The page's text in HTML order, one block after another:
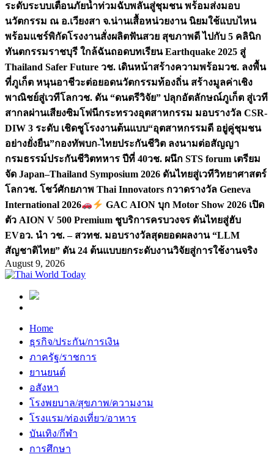
ระดับระบบเตือนภัยน้ำท่วมฉับพลันสู่ชุมชน พร้อมส่งมอบ
นวัตกรรม ณ อ.เวียงสา จ.น่านเสื้อหน่วยงาน นิยมใช้แบบไหน
พร้อมแชร์พิกัดโรงงานสั่งผลิตฟันสวย สุขภาพดี ไปกับ 5 คลินิก
ทันตกรรมราชบุรี ใกล้ฉันถอดบทเรียน Earthquake 2025 สู่
Thailand Safer Future วช. เดินหน้าสร้างความพร้อมวช. ลงพื้น
ที่ภูเก็ต หนุนอาชีวะต่อยอดนวัตกรรมท้องถิ่น สร้างมูลค่าเชิง
พาณิชย์สู่เวทีโลกวช. ดัน “ดนตรีวิจัย” ปลุกอัตลักษณ์ภูเก็ต สู่เวที
สากลผ่านเสียงซิมโฟนีกระทรวงอุตสาหกรรม มอบรางวัล CSR-
DIW 3 ระดับ เชิดชูโรงงานต้นแบบ“อุตสาหกรรมดี อยู่คู่ชุมชน
อย่างยั่งยืน”กองทัพบก-ไทยประกันชีวิต ลงนามต่อสัญญา
กรมธรรม์ประกันชีวิตทหาร ปีที่ 40วช. ผนึก STS forum เตรียม
จัด Japan–Thailand Symposium 2026 ดันไทยสู่เวทีวิทยาศาสตร์
โลกวช. โชว์ศักยภาพ Thai Innovators กวาดรางวัล Geneva
International 2026
GAC AION บุก Motor Show 2026 เปิด
ตัว AION V 500 Premium ชูบริการครบวงจร ดันไทยสู่ฮับ
EVอว. นำ วช. – สวทช. มอบรางวัลสุดยอดผลงาน “LLM
สัญชาติไทย” ดัน 24 ต้นแบบยกระดับงานวิจัยสู่การใช้งานจริง
August 9, 2026
Home
ธุรกิจ/ประกัน/การเงิน
ภาครัฐ/ราชการ
ยานยนต์
อสังหา
โรงพยบาล/สุขภาพ/ความงาม
โรงแรม/ท่องเที่ยว/อาหาร
บันเทิง/กีฬา
การศึกษา